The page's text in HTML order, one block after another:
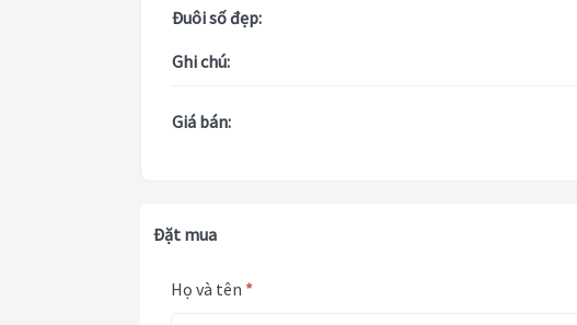
Đuôi số đẹp:
Ghi chú:
Giá bán:
Đặt mua
Họ và tên *